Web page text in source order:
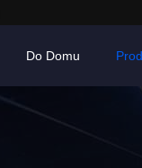
Do Domu